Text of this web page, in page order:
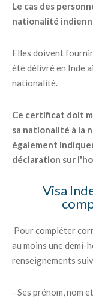
Le cas des
nationalité
Elles doivent
été délivré en Inde
nationalité.
Ce certificat doit
sa nationalité à la
également
déclaration sur
Visa
Pour compléter
au moins une demi-
renseignements
- Ses prénom, nom